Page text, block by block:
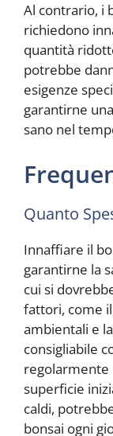
Al contrario, i
richiedono
quantità
potrebbe
esigenze
garantirne
sano nel
Quanto
Innaffiare il
garantirne la
cui si
fattori, come
ambientali e
consigliabile
regolarmente
superficie
caldi,
bonsai ogni